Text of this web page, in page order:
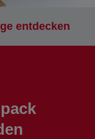
entdecken